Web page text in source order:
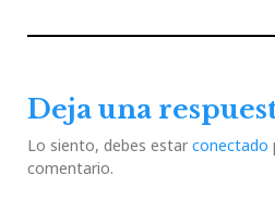
entradas
Deja una
Lo siento, debes estar conectado
comentario.